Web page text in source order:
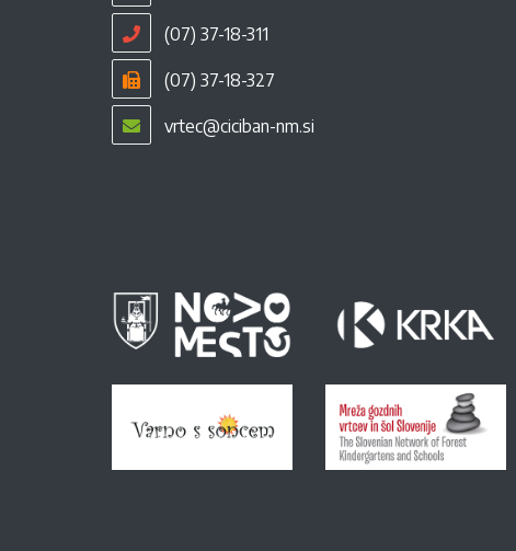
(07) 37-18-311
(07) 37-18-327
vrtec@ciciban-nm.si